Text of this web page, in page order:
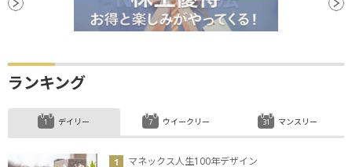
ランキング
デイリー
マネックス人生100年デザイン
ウイークリー マンスリー